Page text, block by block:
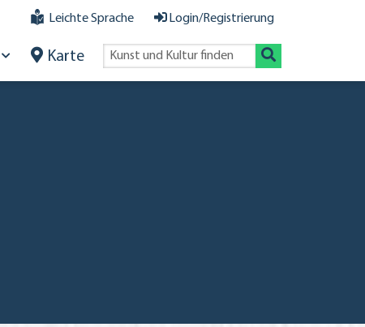
Leichte Sprache Login/Registrierung
Karte